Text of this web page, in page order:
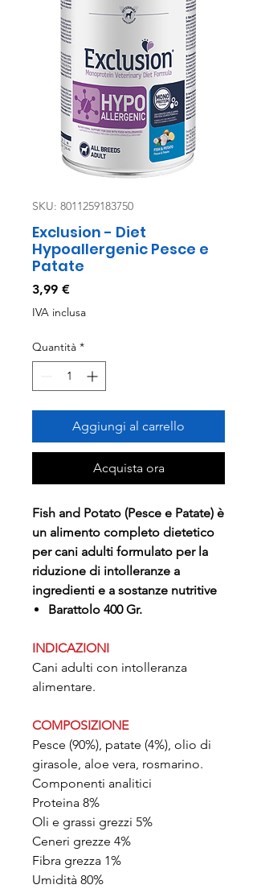
SKU: 8011259183750
Exclusion - Diet
Hypoallergenic Pesce e
Patate
3,99 €Prezzo
IVA inclusa
Quantità *
Aggiungi al carrello
Acquista ora
Fish and Potato (Pesce e Patate) è
un alimento completo dietetico
per cani adulti formulato per la
riduzione di intolleranze a
ingredienti e a sostanze nutritive
Barattolo 400 Gr.
INDICAZIONI
Cani adulti con intolleranza
alimentare.
COMPOSIZIONE
Pesce (90%), patate (4%), olio di
girasole, aloe vera, rosmarino.
Componenti analitici
Proteina 8%
Oli e grassi grezzi 5%
Ceneri grezze 4%
Fibra grezza 1%
Umidità 80%